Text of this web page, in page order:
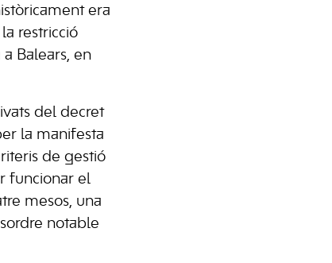
era
restricció
Balears, en
del decret
la manifesta
de gestió
funcionar el
mesos, una
notable